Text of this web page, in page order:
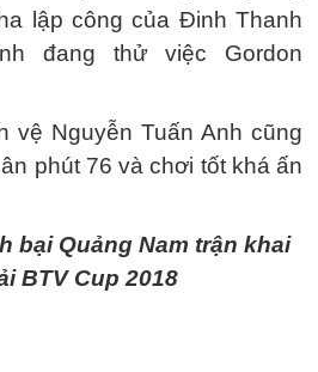
lập công của Đinh Thanh
đang thử việc Gordon
vệ Nguyễn Tuấn Anh cũng
phút 76 và chơi tốt khá ấn
bại Quảng Nam trận khai
BTV Cup 2018